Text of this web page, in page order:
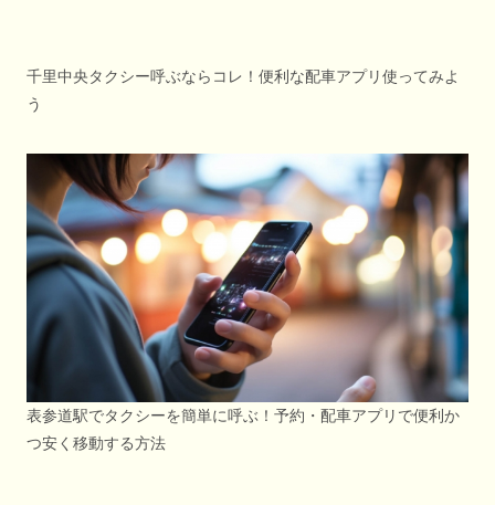
千里中央タクシー呼ぶならコレ！便利な配車アプリ使ってみよ
う
表参道駅でタクシーを簡単に呼ぶ！予約・配車アプリで便利か
つ安く移動する方法